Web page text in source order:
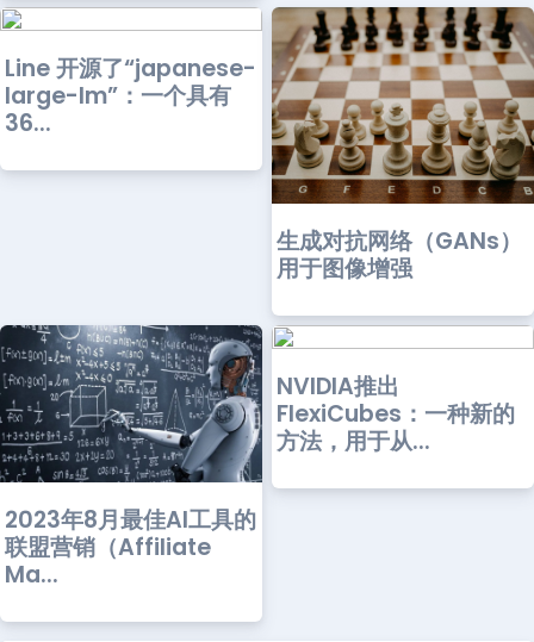
Line 开源了“japanese-
large-lm”：一个具有
36...
生成对抗网络（GANs）
用于图像增强
2023年8月最佳AI工具的
联盟营销（Affiliate
Ma...
NVIDIA推出
FlexiCubes：一种新的
方法，用于从...